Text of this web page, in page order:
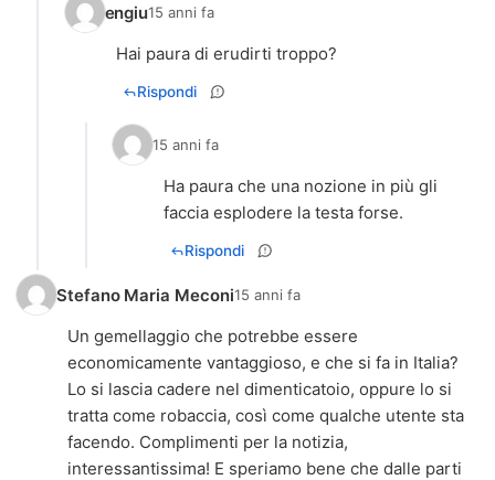
engiu15 anni fa
Hai paura di erudirti troppo?
Rispondi
15 anni fa
Ha paura che una nozione in più gli
faccia esplodere la testa forse.
Rispondi
Stefano Maria Meconi15 anni fa
Un gemellaggio che potrebbe essere
economicamente vantaggioso, e che si fa in Italia?
Lo si lascia cadere nel dimenticatoio, oppure lo si
tratta come robaccia, così come qualche utente sta
facendo. Complimenti per la notizia,
interessantissima! E speriamo bene che dalle parti